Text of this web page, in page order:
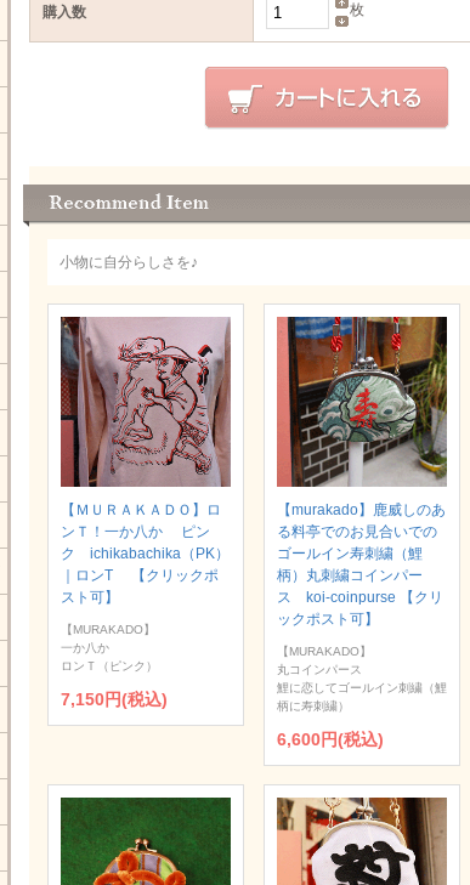
購入数 枚
小物に自分らしさを♪
【ＭＵＲＡＫＡＤＯ】ロ
ンＴ！一か八か ピン
ク ichikabachika（PK）
｜ロンT 【クリックポ
スト可】
【MURAKADO】
一か八か
ロンＴ（ピンク）
7,150円(税込)
【murakado】鹿威しのあ
る料亭でのお見合いでの
ゴールイン寿刺繍（鯉
柄）丸刺繍コインパー
ス koi-coinpurse 【クリ
ックポスト可】
【MURAKADO】
丸コインパース
鯉に恋してゴールイン刺繍（鯉
柄に寿刺繍）
6,600円(税込)